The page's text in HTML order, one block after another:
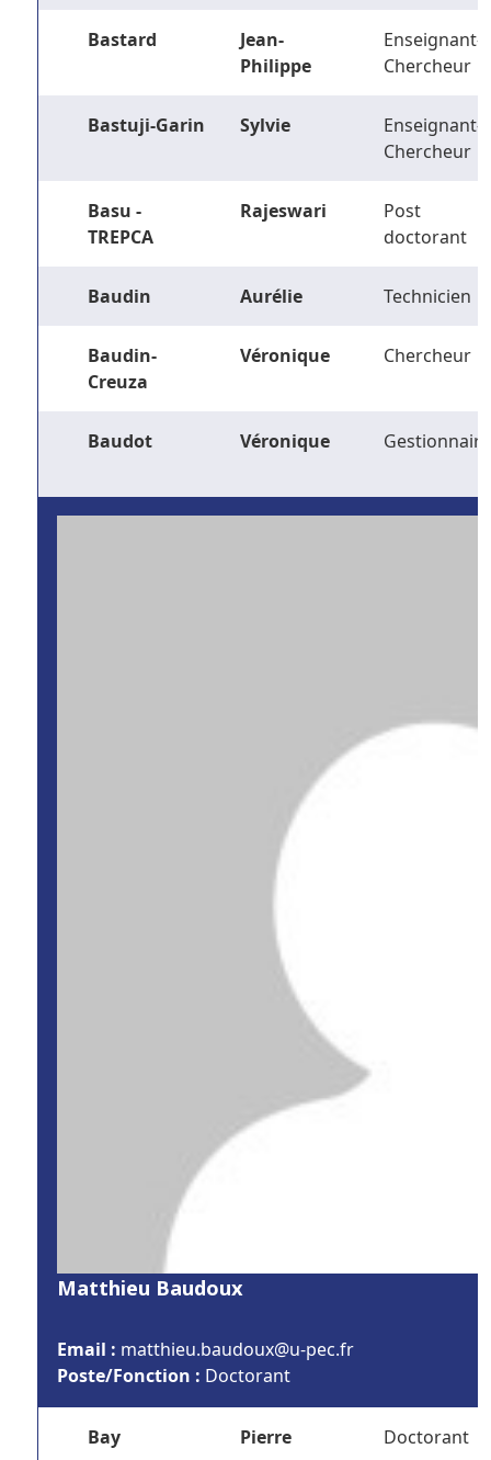
Bastard
Jean-
Philippe
Enseignant-
Chercheur
Bastuji-Garin Sylvie
Enseignant-
Chercheur
Basu -
TREPCA
Rajeswari
Post
doctorant
Baudin Aurélie Technicien
Baudin-
Creuza
Véronique Chercheur
Baudot Véronique Gestionnaire
Matthieu Baudoux
Email : rf.cep-u@xuoduab.ueihttam
Poste/Fonction : Doctorant
Bay Pierre Doctorant